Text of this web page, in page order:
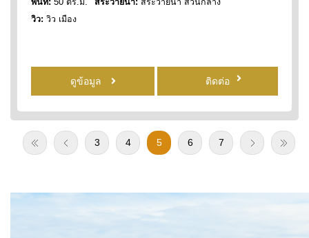
พื้นที่: 50 ตร.ม. สระว่ายน้ำ: สระว่ายน้ำ ส่วนกลาง
วิว: วิว เมือง
ดูข้อมูล ติดต่อ
3 4 5 6 7